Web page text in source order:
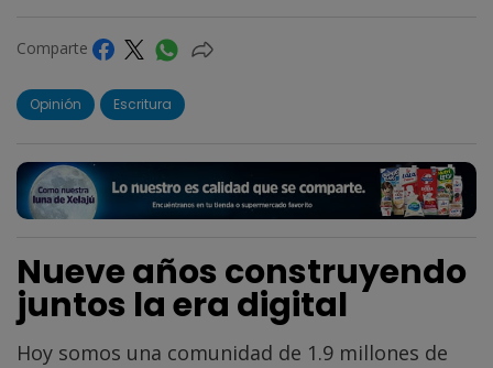
Comparte
Opinión Escritura
Nueve años construyendo
juntos la era digital
Hoy somos una comunidad de 1.9 millones de